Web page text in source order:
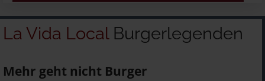
La Vida Local Burgerlegenden
Mehr geht nicht Burger